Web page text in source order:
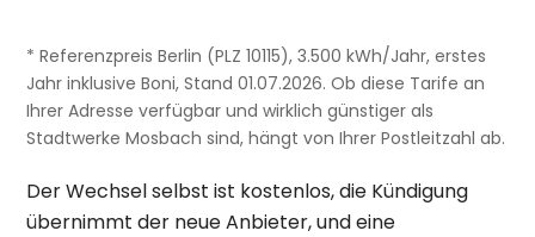
* Referenzpreis Berlin (PLZ 10115), 3.500 kWh/Jahr, erstes
Jahr inklusive Boni, Stand 01.07.2026. Ob diese Tarife an
Ihrer Adresse verfügbar und wirklich günstiger als
Stadtwerke Mosbach sind, hängt von Ihrer Postleitzahl ab.
Der Wechsel selbst ist kostenlos, die Kündigung
übernimmt der neue Anbieter, und eine